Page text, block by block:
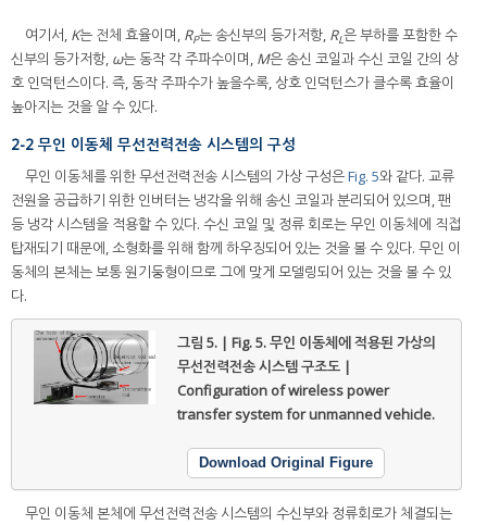
여기서, K는 전체 효율이며, RP는 송신부의 등가저항, RL은 부하를 포함한 수
신부의 등가저항, ω는 동작 각 주파수이며, M은 송신 코일과 수신 코일 간의 상
호 인덕턴스이다. 즉, 동작 주파수가 높을수록, 상호 인덕턴스가 클수록 효율이
높아지는 것을 알 수 있다.
2-2 무인 이동체 무선전력전송 시스템의 구성
무인 이동체를 위한 무선전력전송 시스템의 가상 구성은Fig. 5와 같다. 교류
전원을 공급하기 위한 인버터는 냉각을 위해 송신 코일과 분리되어 있으며, 팬
등 냉각 시스템을 적용할 수 있다. 수신 코일 및 정류 회로는 무인 이동체에 직접
탑재되기 때문에, 소형화를 위해 함께 하우징되어 있는 것을 볼 수 있다. 무인 이
동체의 본체는 보통 원기둥형이므로 그에 맞게 모델링되어 있는 것을 볼 수 있
다.
그림 5. | Fig. 5.무인 이동체에 적용된 가상의
무선전력전송 시스템 구조도 |
Configuration of wireless power
transfer system for unmanned vehicle.
Download Original Figure
무인 이동체 본체에 무선전력전송 시스템의 수신부와 정류회로가 체결되는